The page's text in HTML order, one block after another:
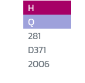
H
Q
281
D371
2006